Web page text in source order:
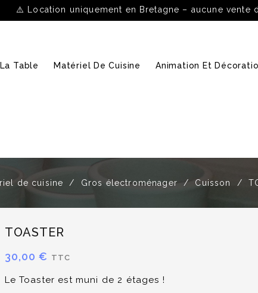
⚠️ Location uniquement en Bretagne – aucune vente
Table Matériel De Cuisine Animation Et
de cuisine Gros électroménager Cuisson
TOASTER
30,00 € TTC
Le Toaster est muni de 2 étages !